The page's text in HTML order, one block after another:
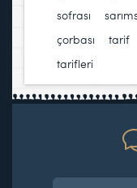
sofrası
çorbası
tarif
tarifleri